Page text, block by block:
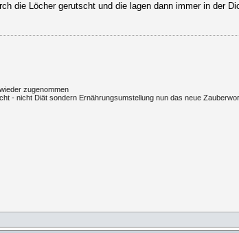
die Löcher gerutscht und die lagen dann immer in der
zugenommen
- nicht Diät sondern Ernährungsumstellung nun das neue